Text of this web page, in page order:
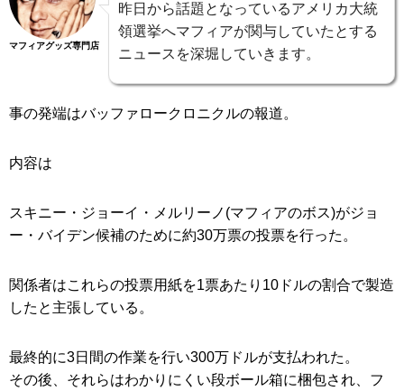
マフィアグッズ専門店
昨日から話題となっているアメリカ大統
領選挙へマフィアが関与していたとする
ニュースを深堀していきます。
事の発端はバッファロークロニクルの報道。
内容は
スキニー・ジョーイ・メルリーノ(マフィアのボス)がジョ
ー・バイデン候補のために約30万票の投票を行った。
関係者はこれらの投票用紙を1票あたり10ドルの割合で製造
したと主張している。
最終的に3日間の作業を行い300万ドルが支払われた。
その後、それらはわかりにくい段ボール箱に梱包され、フ